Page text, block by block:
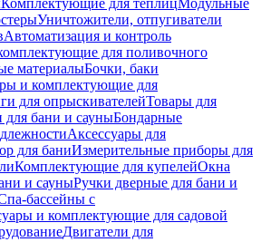
Комплектующие для теплицМодульные
Уничтожители, отпугиватели
Автоматизация и контроль
для поливочного
материалыБочки, баки
и комплектующие для
для опрыскивателейТовары для
для бани и сауныБондарные
Аксессуары для
для баниИзмерительные приборы для
Комплектующие для купелейОкна
и сауныРучки дверные для бани и
бассейны с
и комплектующие для садовой
Двигатели для